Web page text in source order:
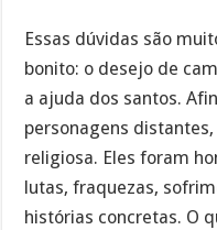
Essas dúvidas são
bonito: o desejo de
a ajuda dos santos.
personagens
religiosa. Eles foram
lutas, fraquezas,
histórias concretas. O